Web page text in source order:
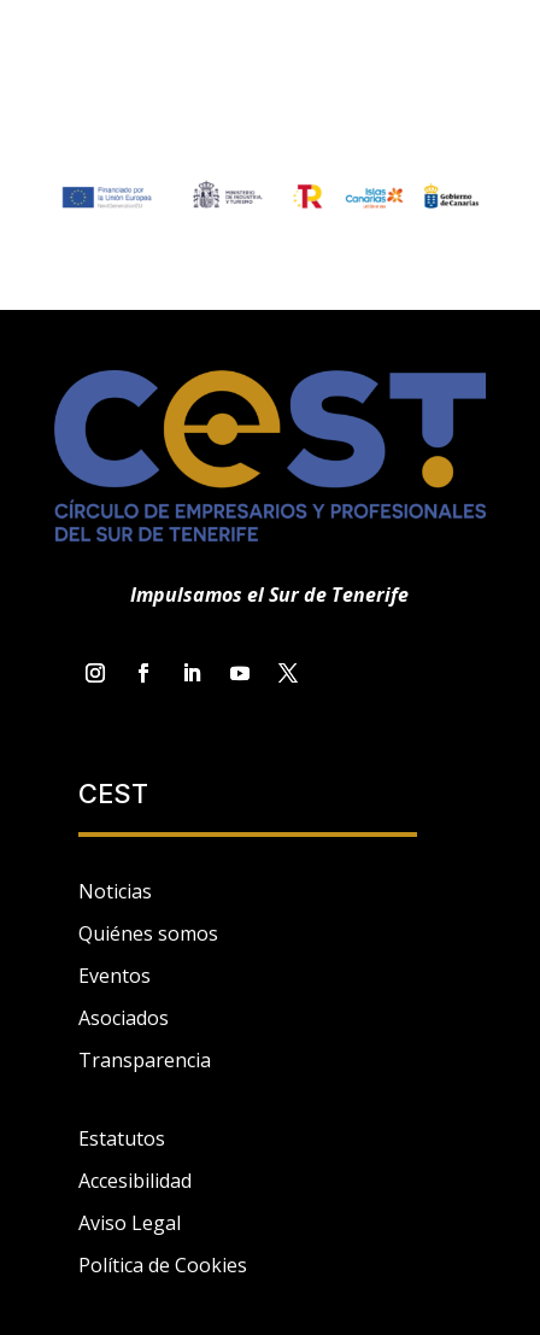
Impulsamos el Sur de Tenerife
CEST
Noticias
Quiénes somos
Eventos
Asociados
Transparencia
Estatutos
Accesibilidad
Aviso Legal
Política de Cookies